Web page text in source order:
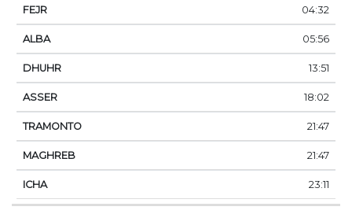
04:32
05:56
13:51
18:02
21:47
21:47
23:11